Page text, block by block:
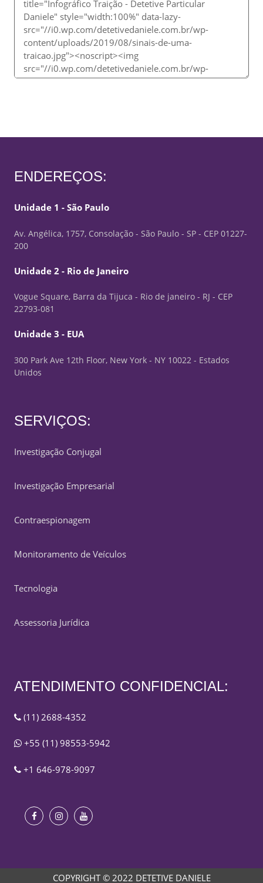
ENDEREÇOS:
Unidade 1 - São Paulo
Av. Angélica, 1757, Consolação - São Paulo - SP - CEP 01227-
200
Unidade 2 - Rio de Janeiro
Vogue Square, Barra da Tijuca - Rio de janeiro - RJ - CEP
22793-081
Unidade 3 - EUA
300 Park Ave 12th Floor, New York - NY 10022 - Estados
Unidos
SERVIÇOS:
Investigação Conjugal
Investigação Empresarial
Contraespionagem
Monitoramento de Veículos
Tecnologia
Assessoria Jurídica
ATENDIMENTO CONFIDENCIAL:
(11) 2688-4352
+55 (11) 98553-5942
+1 646-978-9097
COPYRIGHT © 2022 DETETIVE DANIELE